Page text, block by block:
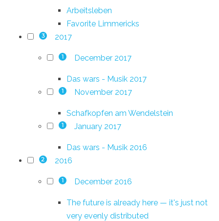
Arbeitsleben
Favorite Limmericks
3 2017
1 December 2017
Das wars - Musik 2017
1 November 2017
Schafkopfen am Wendelstein
1 January 2017
Das wars - Musik 2016
2 2016
1 December 2016
The future is already here — it's just not
very evenly distributed